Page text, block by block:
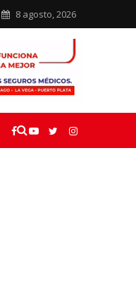
8 agosto, 2026